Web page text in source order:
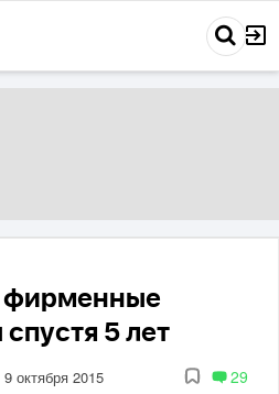
фирменные
5 лет
9 октября 2015 29